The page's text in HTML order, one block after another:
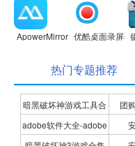
ApowerMirror 优酷桌面录屏独
热门专题推荐
暗黑破坏神游戏工具合
集
团
adobe软件大全-adobe